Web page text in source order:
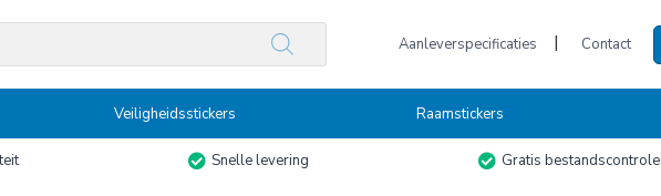
Aanleverspecificaties Contact
Veiligheidsstickers Raamstickers
Snelle levering Gratis bestandscontrole